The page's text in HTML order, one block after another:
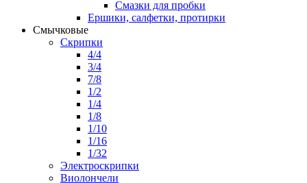
Смазки для пробки
Ершики, салфетки, протирки
Смычковые
Скрипки
4/4
3/4
7/8
1/2
1/4
1/8
1/10
1/16
1/32
Электроскрипки
Виолончели